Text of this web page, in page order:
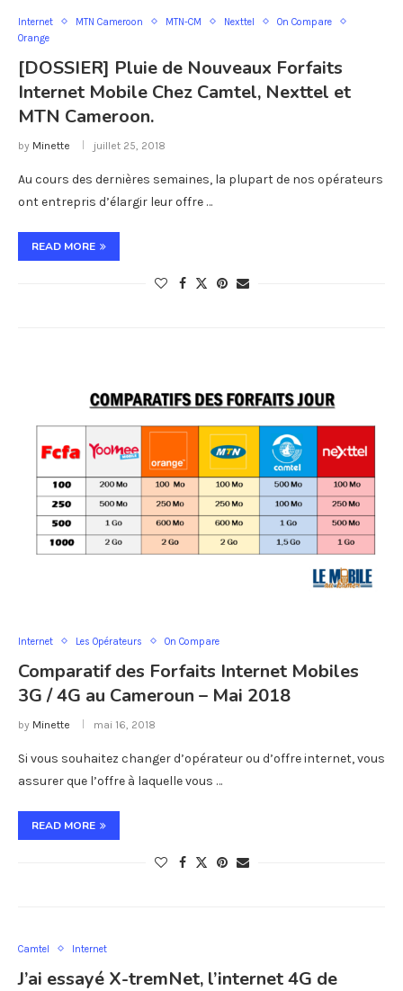
Internet MTN Cameroon MTN-CM Nexttel
On Compare
Orange
[DOSSIER] Pluie de Nouveaux Forfaits
Internet Mobile Chez Camtel, Nexttel et
MTN Cameroon.
by Minette juillet 25, 2018
Au cours des dernières semaines, la plupart de nos opérateurs
ont entrepris d’élargir leur offre …
READ MORE
Internet Les Opérateurs On Compare
Comparatif des Forfaits Internet Mobiles
3G / 4G au Cameroun – Mai 2018
by Minette mai 16, 2018
Si vous souhaitez changer d’opérateur ou d’offre internet, vous
assurer que l’offre à laquelle vous …
READ MORE
Camtel Internet
J’ai essayé X-tremNet, l’internet 4G de